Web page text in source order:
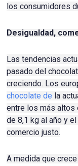
los consumidores
Desigualdad,
Las tendencias
pasado del
creciendo. Los
chocolate de la
entre los más altos
de 8,1 kg al año y
comercio justo.
A medida que